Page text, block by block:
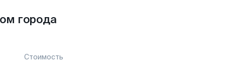
города
Стоимость